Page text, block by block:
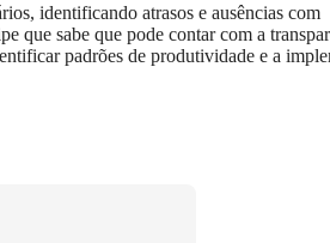
identificando atrasos e ausências com
que sabe que pode contar com a
padrões de produtividade e a